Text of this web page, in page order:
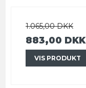
1.065,00 DKK
883,00 DKK
VIS PRODUKT